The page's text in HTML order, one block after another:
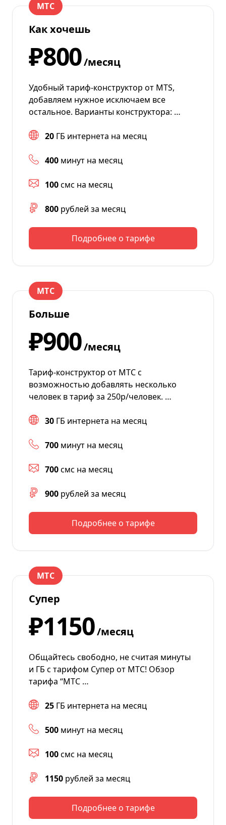
МТС
Как хочешь
₽800/месяц
Удобный тариф-конструктор от MTS,
добавляем нужное исключаем все
остальное. Варианты конструктора: …
20 ГБ интернета на месяц
400 минут на месяц
100смс на месяц
800 рублей за месяц
Подробнее о тарифе
МТС
Больше
₽900/месяц
Тариф-конструктор от МТС с
возможностью добавлять несколько
человек в тариф за 250р/человек. …
30 ГБ интернета на месяц
700 минут на месяц
700смс на месяц
900 рублей за месяц
Подробнее о тарифе
МТС
Супер
₽1150/месяц
Общайтесь свободно, не считая минуты
и ГБ с тарифом Супер от МТС! Обзор
тарифа “МТС …
25 ГБ интернета на месяц
500 минут на месяц
100смс на месяц
1150 рублей за месяц
Подробнее о тарифе